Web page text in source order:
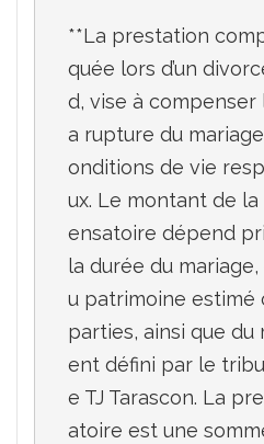
**La prestation
quée lors d’un
d, vise à
a rupture du
onditions de vie
ux. Le montant de
ensatoire dépend
la durée du
u patrimoine estimé
parties, ainsi que du
ent défini par le
e TJ Tarascon. La
atoire est une